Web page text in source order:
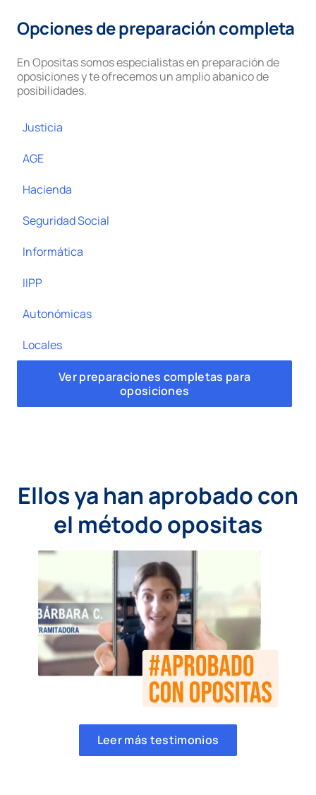
Opciones de preparación completa
En Opositas somos especialistas en preparación de
oposiciones y te ofrecemos un amplio abanico de
posibilidades.
Justicia
AGE
Hacienda
Seguridad Social
Informática
IIPP
Autonómicas
Locales
Ver preparaciones completas para
oposiciones
Ellos ya han aprobado con
el método opositas
Leer más testimonios